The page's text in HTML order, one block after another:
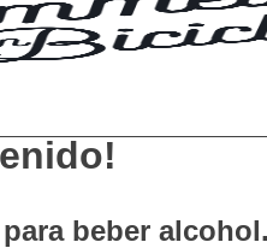
beber